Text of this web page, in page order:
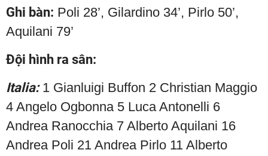
Ghi bàn: Poli 28’, Gilardino 34’, Pirlo 50’,
Aquilani 79’
Đội hình ra sân:
Italia:1 Gianluigi Buffon 2 Christian Maggio
4 Angelo Ogbonna 5 Luca Antonelli 6
Andrea Ranocchia 7 Alberto Aquilani 16
Andrea Poli 21 Andrea Pirlo 11 Alberto